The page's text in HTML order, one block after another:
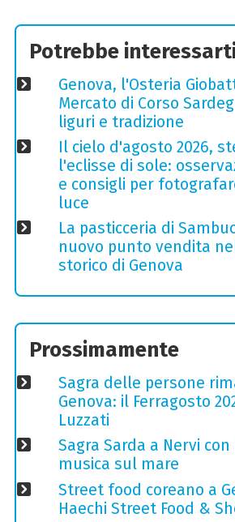
Potrebbe
Genova, l'Osteria
Mercato di Corso
liguri e tradizione
Il cielo d'agosto 2026,
l'eclisse di sole:
e consigli per
luce
La pasticceria di
nuovo punto vendita
storico di Genova
Prossimamente
Sagra delle persone
Genova: il Ferragosto
Luzzati
Sagra Sarda a Nervi
musica sul mare
Street food coreano a
Haechi Street Food &